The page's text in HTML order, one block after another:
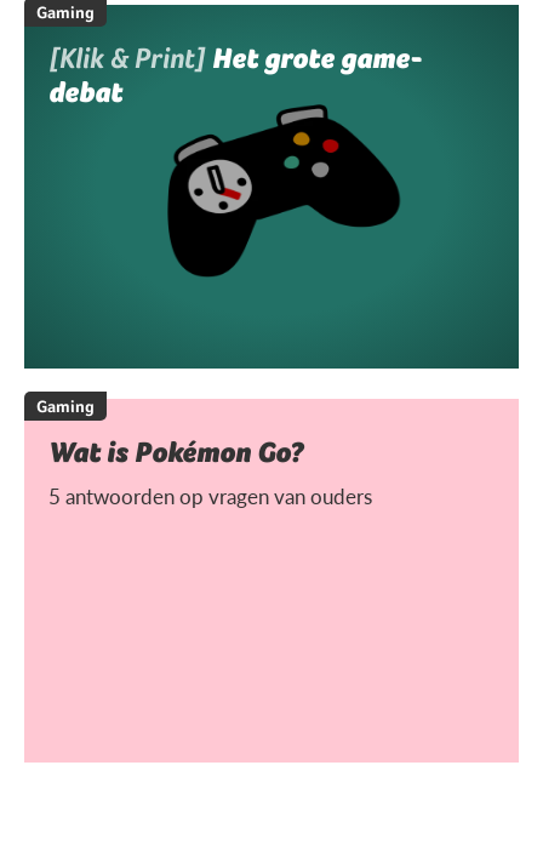
Gaming
[Klik & Print] Het grote game-
debat
Gaming
Wat is Pokémon Go?
5 antwoorden op vragen van ouders